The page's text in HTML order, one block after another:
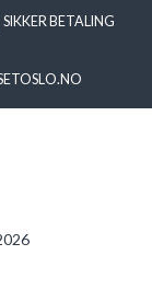
SIKKER BETALING